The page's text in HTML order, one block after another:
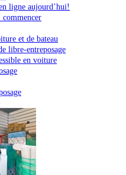
ligne aujourd’hui!
commencer
et de bateau
libre-entreposage
en voiture